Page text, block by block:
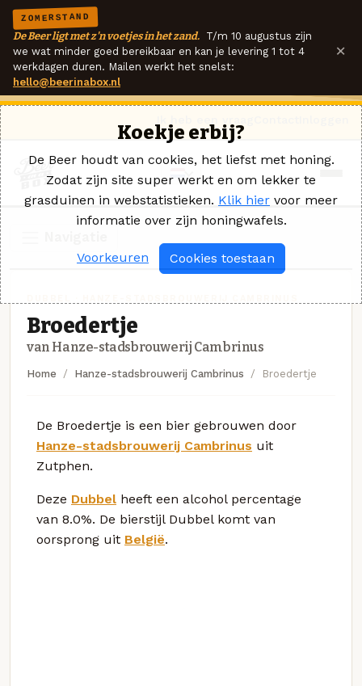
ZOMERSTAND
De Beer ligt met z'n voetjes in het zand. T/m 10 augustus zijn
we wat minder goed bereikbaar en kan je levering 1 tot 4
werkdagen duren. Mailen werkt het snelst:
hello@beerinabox.nl
×
Broedertje
van Hanze-stadsbrouwerij Cambrinus
Home Hanze-stadsbrouwerij Cambrinus Broedertje
De Broedertje is een bier gebrouwen door
Hanze-stadsbrouwerij Cambrinus uit
Zutphen.
Deze Dubbel heeft een alcohol percentage
van 8.0%. De bierstijl Dubbel komt van
oorsprong uit België.
Koekje erbij?
De Beer houdt van cookies, het liefst met honing.
Zodat zijn site super werkt en om lekker te
grasduinen in webstatistieken. Klik hier voor meer
informatie over zijn honingwafels.
Voorkeuren Cookies toestaan